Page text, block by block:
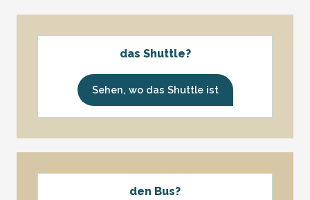
das Shuttle?
Sehen, wo das Shuttle ist
den Bus?